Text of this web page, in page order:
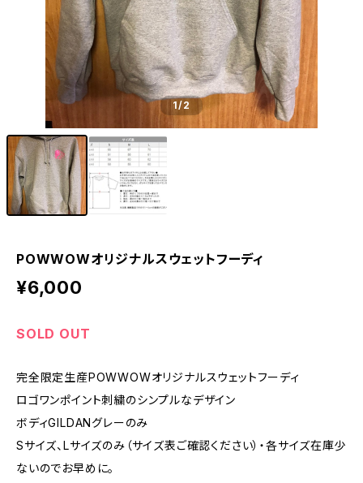
1/2
POWWOWオリジナルスウェットフーディ
¥6,000
SOLD OUT
完全限定生産POWWOWオリジナルスウェットフーディ
ロゴワンポイント刺繍のシンプルなデザイン
ボディGILDANグレーのみ
Sサイズ、Lサイズのみ（サイズ表ご確認ください）・各サイズ在庫少
ないのでお早めに。